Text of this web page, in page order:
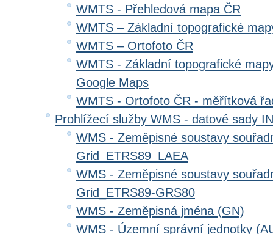
WMTS - Přehledová mapa ČR
WMTS – Základní topografické
WMTS – Ortofoto ČR
WMTS - Základní topografické
Google Maps
WMTS - Ortofoto ČR - měřítková
Prohlížecí služby WMS - datové sady
WMS - Zeměpisné soustavy
Grid_ETRS89_LAEA
WMS - Zeměpisné soustavy
Grid_ETRS89-GRS80
WMS - Zeměpisná jména (GN)
WMS - Územní správní jednotky